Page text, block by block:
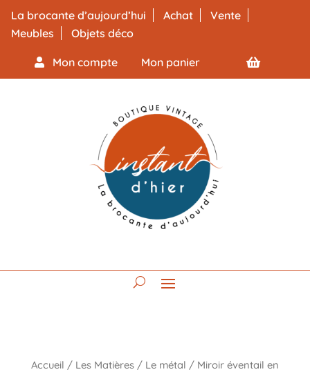
La brocante d’aujourd’hui Achat
Vente
Meubles
Objets déco
Mon compte Mon panier
Accueil / Les Matières/ Le métal / Miroir éventail en